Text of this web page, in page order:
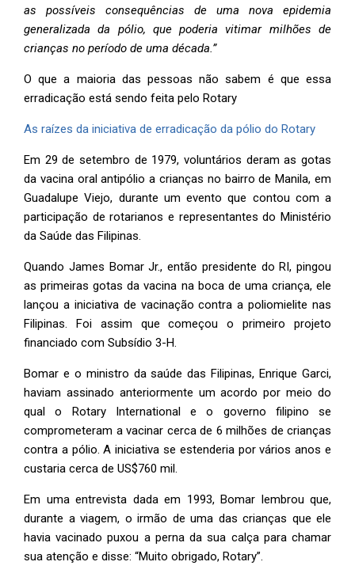
as possíveis consequências de uma nova epidemia
generalizada da pólio, que poderia vitimar milhões de
crianças no período de uma década.”
O que a maioria das pessoas não sabem é que essa
erradicação está sendo feita pelo Rotary
As raízes da iniciativa de erradicação da pólio do Rotary
Em 29 de setembro de 1979, voluntários deram as gotas
da vacina oral antipólio a crianças no bairro de Manila, em
Guadalupe Viejo, durante um evento que contou com a
participação de rotarianos e representantes do Ministério
da Saúde das Filipinas.
Quando James Bomar Jr., então presidente do RI, pingou
as primeiras gotas da vacina na boca de uma criança, ele
lançou a iniciativa de vacinação contra a poliomielite nas
Filipinas. Foi assim que começou o primeiro projeto
financiado com Subsídio 3-H.
Bomar e o ministro da saúde das Filipinas, Enrique Garci,
haviam assinado anteriormente um acordo por meio do
qual o Rotary International e o governo filipino se
comprometeram a vacinar cerca de 6 milhões de crianças
contra a pólio. A iniciativa se estenderia por vários anos e
custaria cerca de US$760 mil.
Em uma entrevista dada em 1993, Bomar lembrou que,
durante a viagem, o irmão de uma das crianças que ele
havia vacinado puxou a perna da sua calça para chamar
sua atenção e disse: “Muito obrigado, Rotary”.